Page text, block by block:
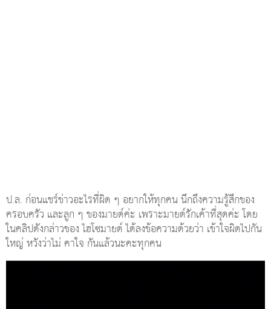
ป.ล. ก่อนแชร์ข่าวอะไรที่ผิด ๆ อยากให้ทุกคน นึกถึงความรู้สึกของ
ครอบครัว และลูก ๆ ของมายด์ค่ะ เพราะมายด์รักเค้าที่สุดค่ะ โดย
ในคลิปดังกล่าวของ ไฮโซมายด์ ได้ลงข้อความด้วยว่า เข้าใจผิดไปกัน
ใหญ่ หวังว่าไม่ คาใจ กันแล้วนะคะทุกคน